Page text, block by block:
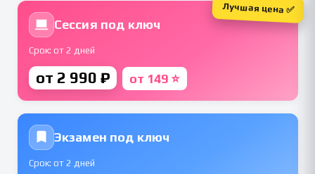
Сессия под ключ
Срок: от 2 дней
от 2 990 ₽ от 149 ⭐
Лучшая цена ✅
Экзамен под ключ
Срок: от 2 дней